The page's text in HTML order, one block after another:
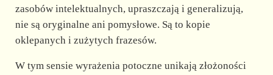
zasobów intelektualnych, upraszczają i generalizują,
nie są oryginalne ani pomysłowe. Są to kopie
oklepanych i zużytych frazesów.
W tym sensie wyrażenia potoczne unikają złożoności